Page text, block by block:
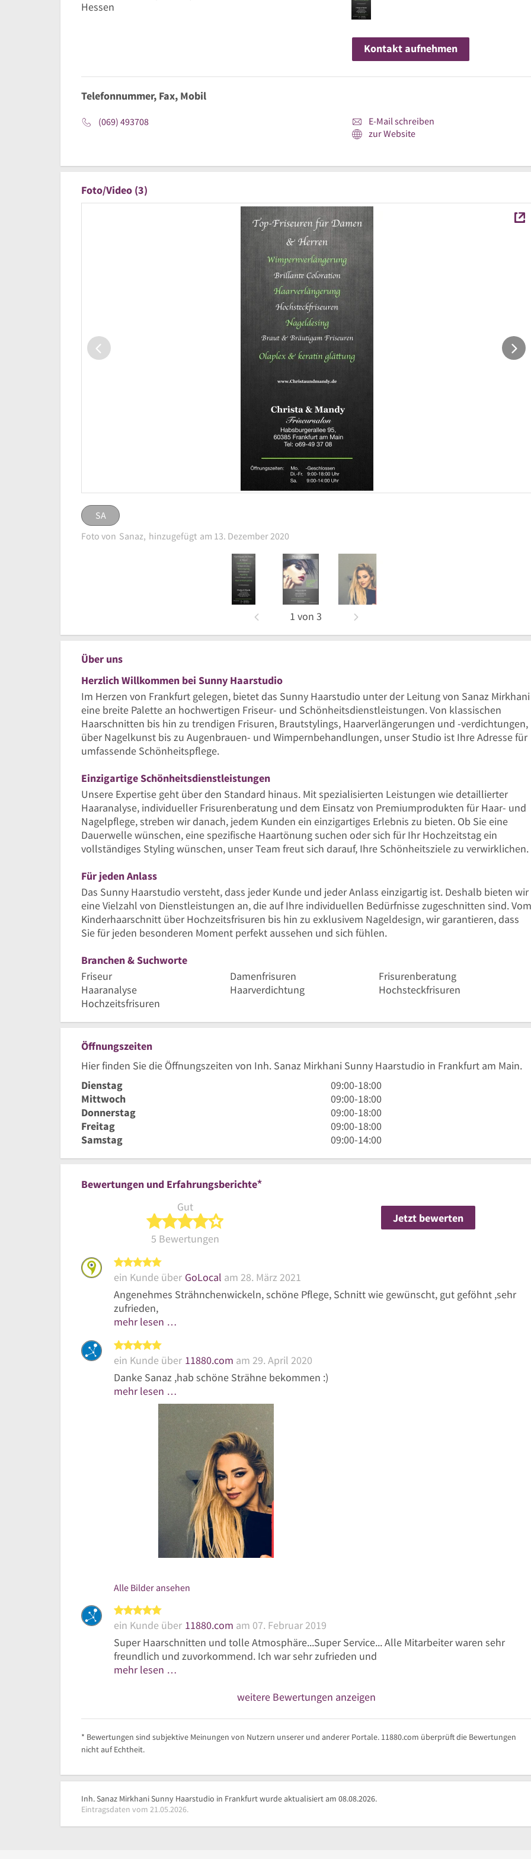
Hessen
Kontakt aufnehmen
Telefonnummer, Fax, Mobil
(069) 493708
E-Mail schreiben
zur Website
Foto/Video (3)
15% Rabatt für neuen Kunden!!
SA
SA
Foto von Sanaz, hinzugefügt am 13. Dezember 2020
1 von 3
Über uns
Herzlich Willkommen bei Sunny Haarstudio
Im Herzen von Frankfurt gelegen, bietet das Sunny Haarstudio unter der Leitung von Sanaz Mirkhani
eine breite Palette an hochwertigen Friseur- und Schönheitsdienstleistungen. Von klassischen
Haarschnitten bis hin zu trendigen Frisuren, Brautstylings, Haarverlängerungen und -verdichtungen,
über Nagelkunst bis zu Augenbrauen- und Wimpernbehandlungen, unser Studio ist Ihre Adresse für
umfassende Schönheitspflege.
Einzigartige Schönheitsdienstleistungen
Unsere Expertise geht über den Standard hinaus. Mit spezialisierten Leistungen wie detaillierter
Haaranalyse, individueller Frisurenberatung und dem Einsatz von Premiumprodukten für Haar- und
Nagelpflege, streben wir danach, jedem Kunden ein einzigartiges Erlebnis zu bieten. Ob Sie eine
Dauerwelle wünschen, eine spezifische Haartönung suchen oder sich für Ihr Hochzeitstag ein
vollständiges Styling wünschen, unser Team freut sich darauf, Ihre Schönheitsziele zu verwirklichen.
Für jeden Anlass
Das Sunny Haarstudio versteht, dass jeder Kunde und jeder Anlass einzigartig ist. Deshalb bieten wir
eine Vielzahl von Dienstleistungen an, die auf Ihre individuellen Bedürfnisse zugeschnitten sind. Vom
Kinderhaarschnitt über Hochzeitsfrisuren bis hin zu exklusivem Nageldesign, wir garantieren, dass
Sie für jeden besonderen Moment perfekt aussehen und sich fühlen.
Branchen & Suchworte
Friseur
Damenfrisuren
Frisurenberatung
Haaranalyse
Haarverdichtung
Hochsteckfrisuren
Hochzeitsfrisuren
Öffnungszeiten
Hier finden Sie die Öffnungszeiten von Inh. Sanaz Mirkhani Sunny Haarstudio in Frankfurt am Main.
Dienstag
9
Uhr
bis
18
Uhr
09:00-18:00
Mittwoch
9
Uhr
bis
18
09:00-18:00
Donnerstag
9
Uhr
bis
09:00-18:00
Freitag
9
Uhr
09:00-18:00
Samstag
9
09:00-14:00
Bewertungen und Erfahrungsberichte*
Gut
4 von 5 Sternen
5 Bewertungen
Jetzt bewerten
ein Kunde über GoLocal am 28. März 2021
Angenehmes Strähnchenwickeln, schöne Pflege, Schnitt wie gewünscht, gut geföhnt ,sehr
zufrieden,
mehr lesen …
ein Kunde über 11880.com am 29. April 2020
Danke Sanaz ,hab schöne Strähne bekommen :)
mehr lesen …
Alle Bilder ansehen
ein Kunde über 11880.com am 07. Februar 2019
Super Haarschnitten und tolle Atmosphäre...Super Service... Alle Mitarbeiter waren sehr
freundlich und zuvorkommend. Ich war sehr zufrieden und
mehr lesen …
weitere Bewertungen anzeigen
* Bewertungen sind subjektive Meinungen von Nutzern unserer und anderer Portale. 11880.com überprüft die Bewertungen
nicht auf Echtheit.
Inh. Sanaz Mirkhani Sunny Haarstudio in Frankfurt wurde aktualisiert am 08.08.2026.
Eintragsdaten vom 21.05.2026.